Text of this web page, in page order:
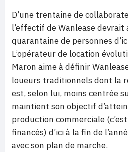
D’une trentaine de
l’effectif de Wanlease devrait
quarantaine de personnes
L’opérateur de location
Maron aime à définir
loueurs traditionnels dont la
est, selon lui, moins centrée
maintient son objectif
production commerciale
financés) d’ici à la fin de
avec son plan de marche.